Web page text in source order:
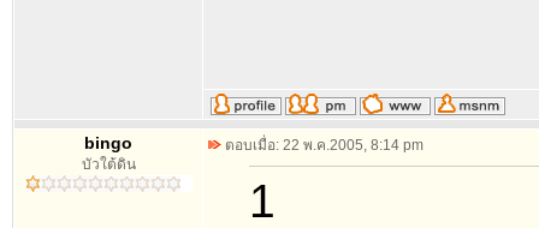
bingo
บัวใต้ดิน
ตอบเมื่อ: 22 พ.ค.2005, 8:14 pm
1